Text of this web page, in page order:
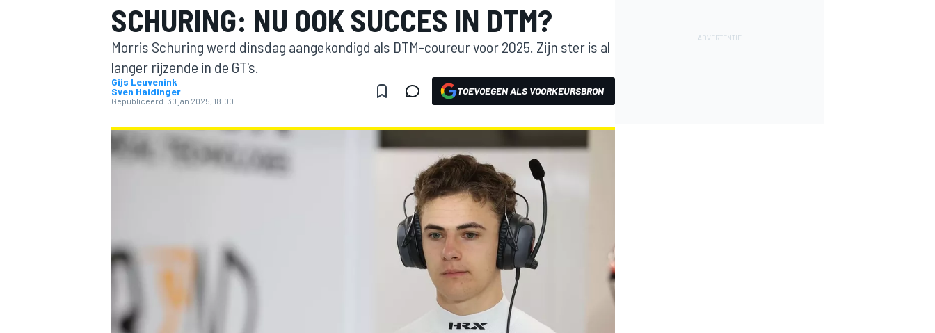
MOTOGP
SCHURING: NU OOK SUCCES IN DTM?
Morris Schuring werd dinsdag aangekondigd als DTM-coureur voor 2025. Zijn ster is al
langer rijzende in de GT's.
Gijs Leuvenink
Sven Haidinger
Gepubliceerd: 30 jan 2025, 18:00
TOEVOEGEN ALS VOORKEURSBRON